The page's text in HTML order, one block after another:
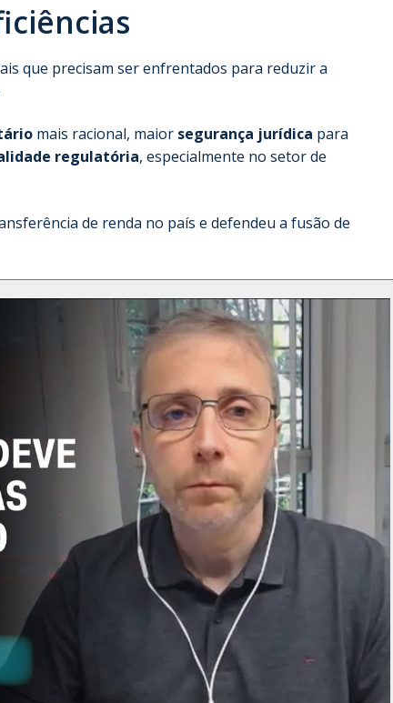
que precisam ser enfrentados para reduzir a
mais racional, maior segurança jurídica para
regulatória, especialmente no setor de
de renda no país e defendeu a fusão de